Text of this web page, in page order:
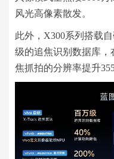
风光高像素散发。
此外，X300系列搭载
级的追焦识别数据库，
焦抓拍的分辨率提升